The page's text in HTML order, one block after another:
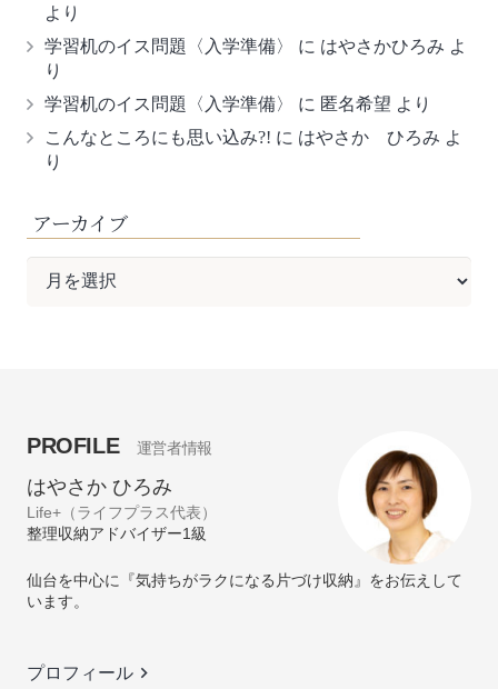
より
学習机のイス問題〈入学準備〉
に はやさかひろみ よ
り
学習机のイス問題〈入学準備〉
に 匿名希望 より
こんなところにも思い込み?! に はやさか ひろみ よ
り
アーカイブ
PROFILE 運営者情報
はやさか ひろみ
Life+（ライフプラス代表）
整理収納アドバイザー1級
仙台を中心に『気持ちがラクになる片づけ収納』をお伝えして
います。
プロフィール keyboard_arrow_right